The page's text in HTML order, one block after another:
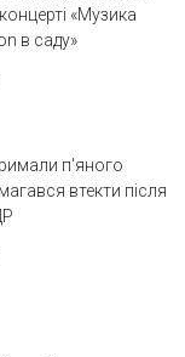
«Музика
в саду»
п'яного
втекти після